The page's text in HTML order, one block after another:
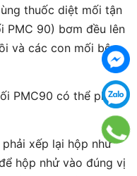
thuốc diệt mối tận
PMC 90) bơm đều lên
và các con mối bên
PMC90 có thể phun
xếp lại hộp nhử
hộp nhử vào đúng vị